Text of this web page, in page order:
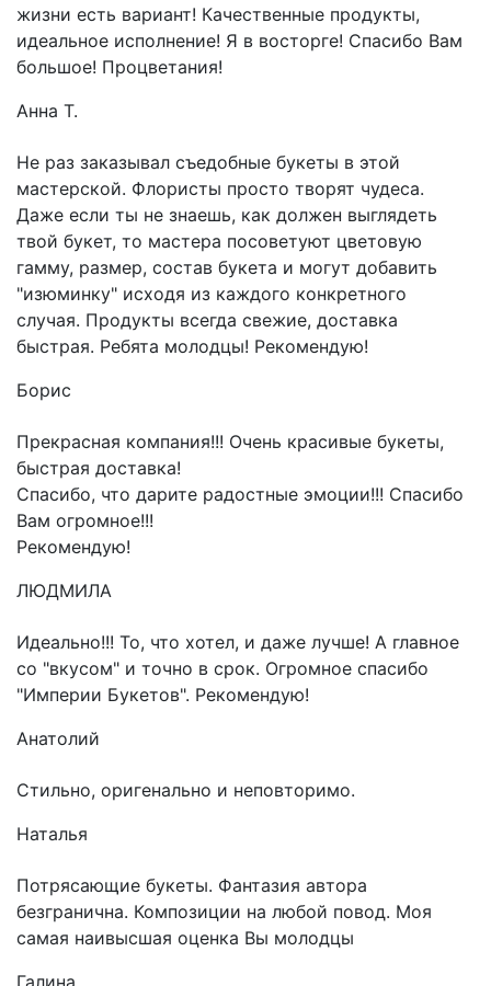
жизни есть вариант! Качественные продукты,
идеальное исполнение! Я в восторге! Спасибо Вам
большое! Процветания!
Анна Т.
Не раз заказывал съедобные букеты в этой
мастерской. Флористы просто творят чудеса.
Даже если ты не знаешь, как должен выглядеть
твой букет, то мастера посоветуют цветовую
гамму, размер, состав букета и могут добавить
"изюминку" исходя из каждого конкретного
случая. Продукты всегда свежие, доставка
быстрая. Ребята молодцы! Рекомендую!
Борис
Прекрасная компания!!! Очень красивые букеты,
быстрая доставка!
Спасибо, что дарите радостные эмоции!!! Спасибо
Вам огромное!!!
Рекомендую!
ЛЮДМИЛА
Идеально!!! То, что хотел, и даже лучше! А главное
со "вкусом" и точно в срок. Огромное спасибо
"Империи Букетов". Рекомендую!
Анатолий
Стильно, оригенально и неповторимо.
Наталья
Потрясающие букеты. Фантазия автора
безгранична. Композиции на любой повод. Моя
самая наивысшая оценка Вы молодцы
Галина